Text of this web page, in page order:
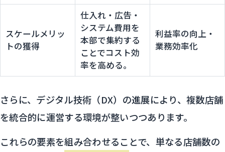
スケールメリッ
トの獲得
仕入れ・広告・
システム費用を
本部で集約する
ことでコスト効
率を高める。
利益率の向上・
業務効率化
さらに、デジタル技術（DX）の進展により、複数店舗
を統合的に運営する環境が整いつつあります。
これらの要素を組み合わせることで、単なる店舗数の